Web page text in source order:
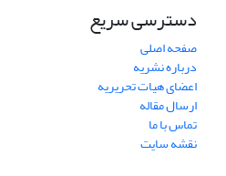
دسترسی سریع
صفحه اصلی
درباره نشریه
اعضای هیات تحریریه
ارسال مقاله
تماس با ما
نقشه سایت